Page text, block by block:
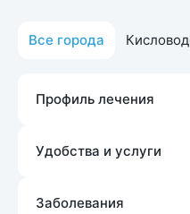
Все города
Профиль лечения
Удобства и услуги
Заболевания